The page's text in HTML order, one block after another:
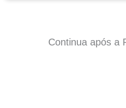
Continua após a